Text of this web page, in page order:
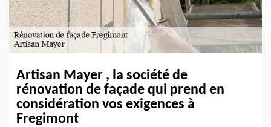
Artisan Mayer , la société de
rénovation de façade qui prend en
considération vos exigences à
Fregimont